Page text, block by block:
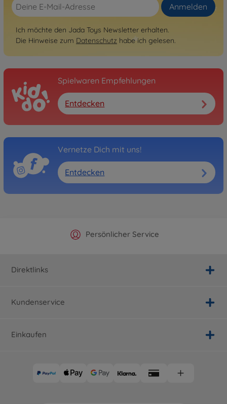
Anmelden
Ich möchte den Jada Toys Newsletter erhalten.
Die Hinweise zum Datenschutz habe ich gelesen.
Spielwaren Empfehlungen
Entdecken
Vernetze Dich mit uns!
Entdecken
Offizieller Hersteller Shop
Persönlicher Service
Versandkostenfrei ab 25€
Schnelle Lieferung
Direktlinks
Kundenservice
Einkaufen